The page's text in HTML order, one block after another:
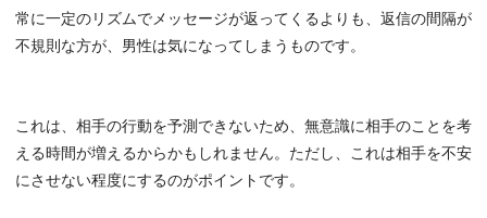
常に一定のリズムでメッセージが返ってくるよりも、返信の間隔が
不規則な方が、男性は気になってしまうものです。
これは、相手の行動を予測できないため、無意識に相手のことを考
える時間が増えるからかもしれません。ただし、これは相手を不安
にさせない程度にするのがポイントです。